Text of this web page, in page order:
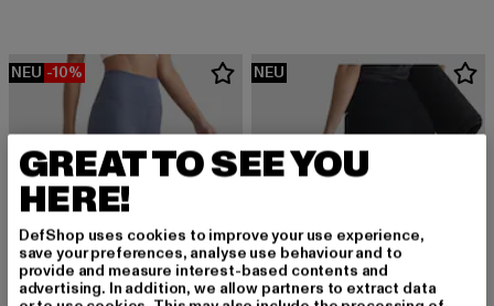
NEU -10% NEU
GREAT TO SEE YOU
HERE!
DefShop uses cookies to improve your use experience,
save your preferences, analyse use behaviour and to
provide and measure interest-based contents and
advertising. In addition, we allow partners to extract data